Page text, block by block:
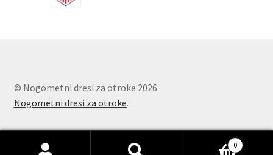
© Nogometni dresi za otroke 2026
Nogometni dresi za otroke.
0